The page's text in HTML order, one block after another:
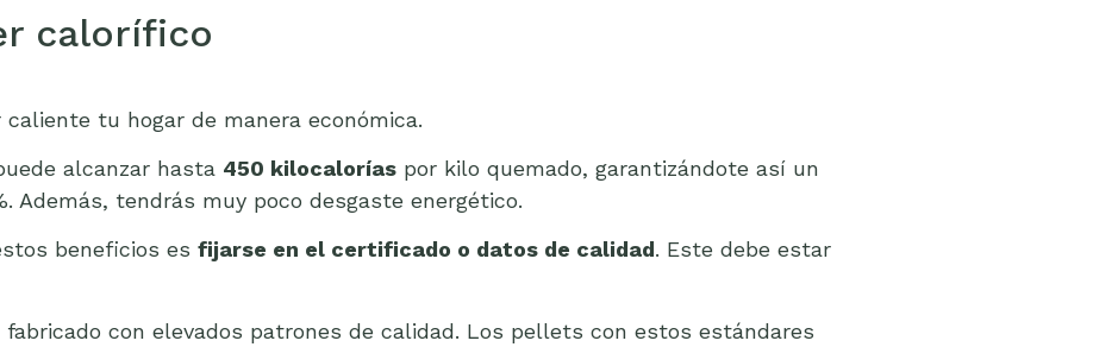
calorífico
tu hogar de manera económica.
alcanzar hasta 450 kilocalorías por kilo quemado, garantizándote así un
Además, tendrás muy poco desgaste energético.
beneficios es fijarse en el certificado o datos de calidad. Este debe estar
con elevados patrones de calidad. Los pellets con estos estándares